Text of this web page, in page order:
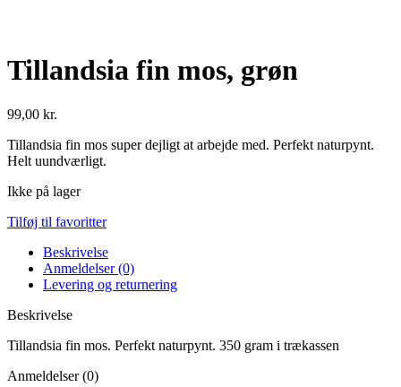
Tillandsia fin mos, grøn
99,00 kr.
Tillandsia fin mos super dejligt at arbejde med. Perfekt naturpynt.
Helt uundværligt.
Ikke på lager
Tilføj til favoritter
Beskrivelse
Anmeldelser (0)
Levering og returnering
Beskrivelse
Tillandsia fin mos. Perfekt naturpynt. 350 gram i trækassen
Anmeldelser (0)